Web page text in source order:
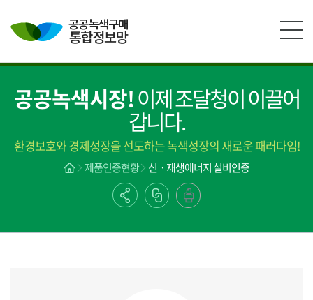
공공녹색시장!이제 조달청이 이끌어
갑니다.
환경보호와 경제성장을 선도하는 녹색성장의 새로운 패러다임!
제품인증현황 신ㆍ재생에너지 설비인증